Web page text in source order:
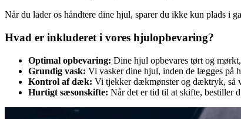
Når du lader os håndtere dine hjul, sparer du ikke kun plads i
Hvad er inkluderet i vores hjulopbevaring?
Optimal opbevaring: Dine hjul opbevares tørt og
Grundig vask: Vi vasker dine hjul, inden de lægges på
Kontrol af dæk: Vi tjekker dækmønster og dæktryk, så
Hurtigt sæsonskifte: Når det er tid til at skifte, bestiller